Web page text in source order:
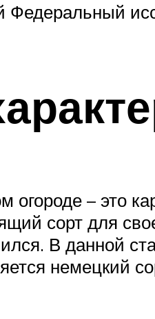
– это
сорт для
В данной
немецкий